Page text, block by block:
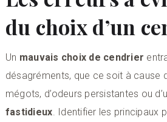
du choix d’un
Un mauvais choix de cendrier
désagréments, que ce soit à cause
mégots, d’odeurs persistantes ou
fastidieux . Identifier les principaux